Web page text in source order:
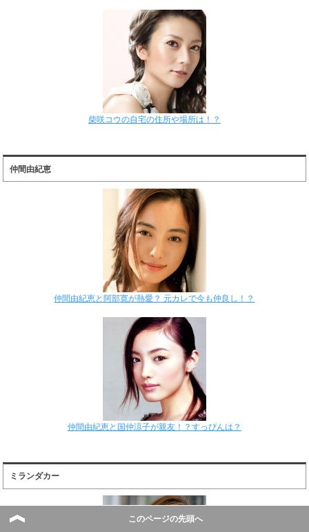
柴咲コウの自宅の住所や場所は！？
仲間由紀恵
仲間由紀恵と阿部寛が熱愛？ 元カレで今も仲良し！？
仲間由紀恵と国仲涼子が親友！？すっぴんは？
ミランダカー
このページの先頭へ